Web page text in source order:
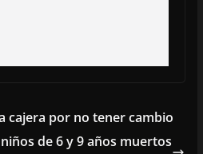
cajera por no tener cambio
de 6 y 9 años muertos